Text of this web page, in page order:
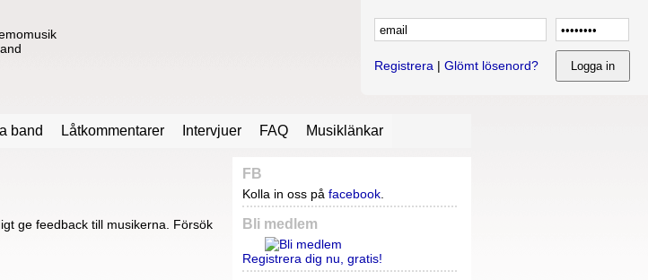
Registrera | Glömt lösenord?
band Låtkommentarer Intervjuer FAQ Musiklänkar
ge feedback till musikerna. Försök
FB
Kolla in oss på facebook.
Bli medlem
Registrera dig nu, gratis!